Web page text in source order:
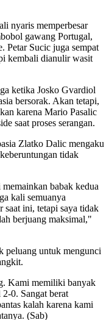
nyaris memperbesar
gawang Portugal,
Petar Sucic juga sempat
kembali dianulir wasit
ketika Josko Gvardiol
bersorak. Akan tetapi,
karena Mario Pasalic
saat proses serangan.
Zlatko Dalic mengaku
tidak
babak kedua
kali semuanya
saat ini, tetapi saya tidak
berjuang maksimal,"
peluang untuk mengunci
Kami memiliki banyak
0. Sangat berat
kalah karena kami
(Sab)